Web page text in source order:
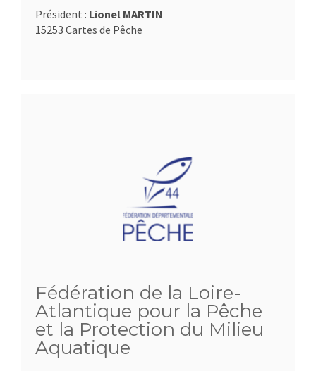
Président : Lionel MARTIN
15253 Cartes de Pêche
Fédération de la Loire-
Atlantique pour la Pêche
et la Protection du Milieu
Aquatique